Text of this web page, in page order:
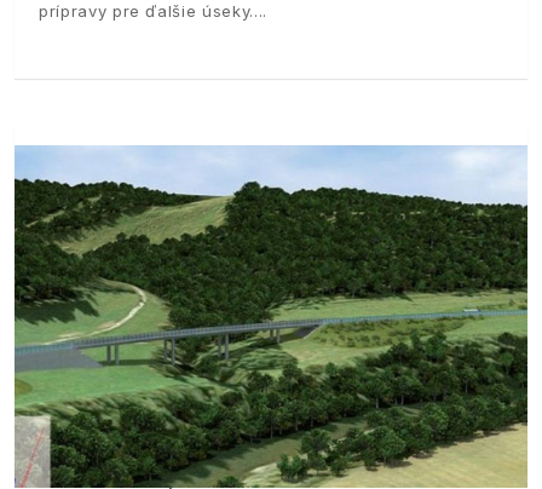
prípravy pre ďalšie úseky.